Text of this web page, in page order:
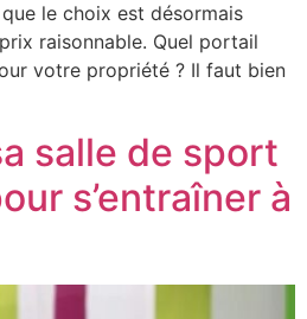
le choix est désormais
raisonnable. Quel portail
votre propriété ? Il faut bien
salle de sport
s’entraîner à